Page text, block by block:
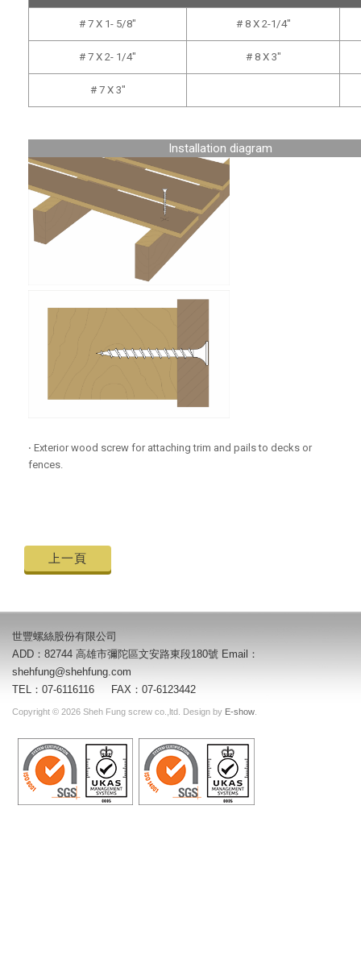
# 7 X 1- 5/8" # 8 X 2-1/4"
# 7 X 2- 1/4" # 8 X 3"
# 7 X 3"
Installation diagram
‧ Exterior wood screw for attaching trim and pails to decks or
fences.
上一頁
世豐螺絲股份有限公司
ADD：82744 高雄市彌陀區文安路東段180號 Email：
shehfung@shehfung.com
TEL：07-6116116 FAX：07-6123442
Copyright © 2026 Sheh Fung screw co.,ltd. Design by E-show